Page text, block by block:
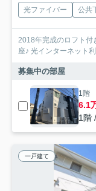
光ファイバー 公共
2018年完成のロフト付
座♪ 光インターネット
募集中の部屋
1階
6.1
1階
一戸建て